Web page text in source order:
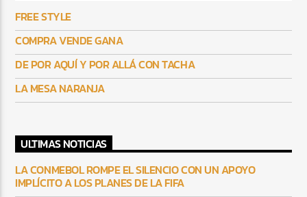
FREE STYLE
COMPRA VENDE GANA
DE POR AQUÍ Y POR ALLÁ CON TACHA
LA MESA NARANJA
ULTIMAS NOTICIAS
LA CONMEBOL ROMPE EL SILENCIO CON UN APOYO
IMPLÍCITO A LOS PLANES DE LA FIFA